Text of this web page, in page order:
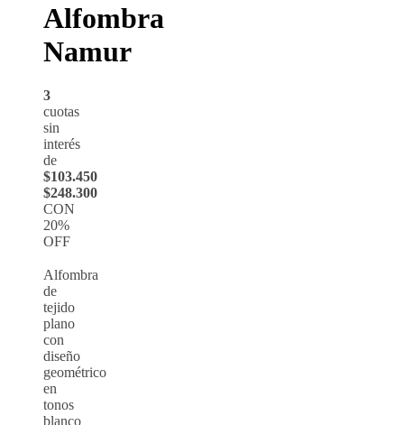
Alfombra
Namur
3
cuotas
sin
interés
de
$103.450
$248.300
CON
20%
OFF
Alfombra
de
tejido
plano
con
diseño
geométrico
en
tonos
blanco